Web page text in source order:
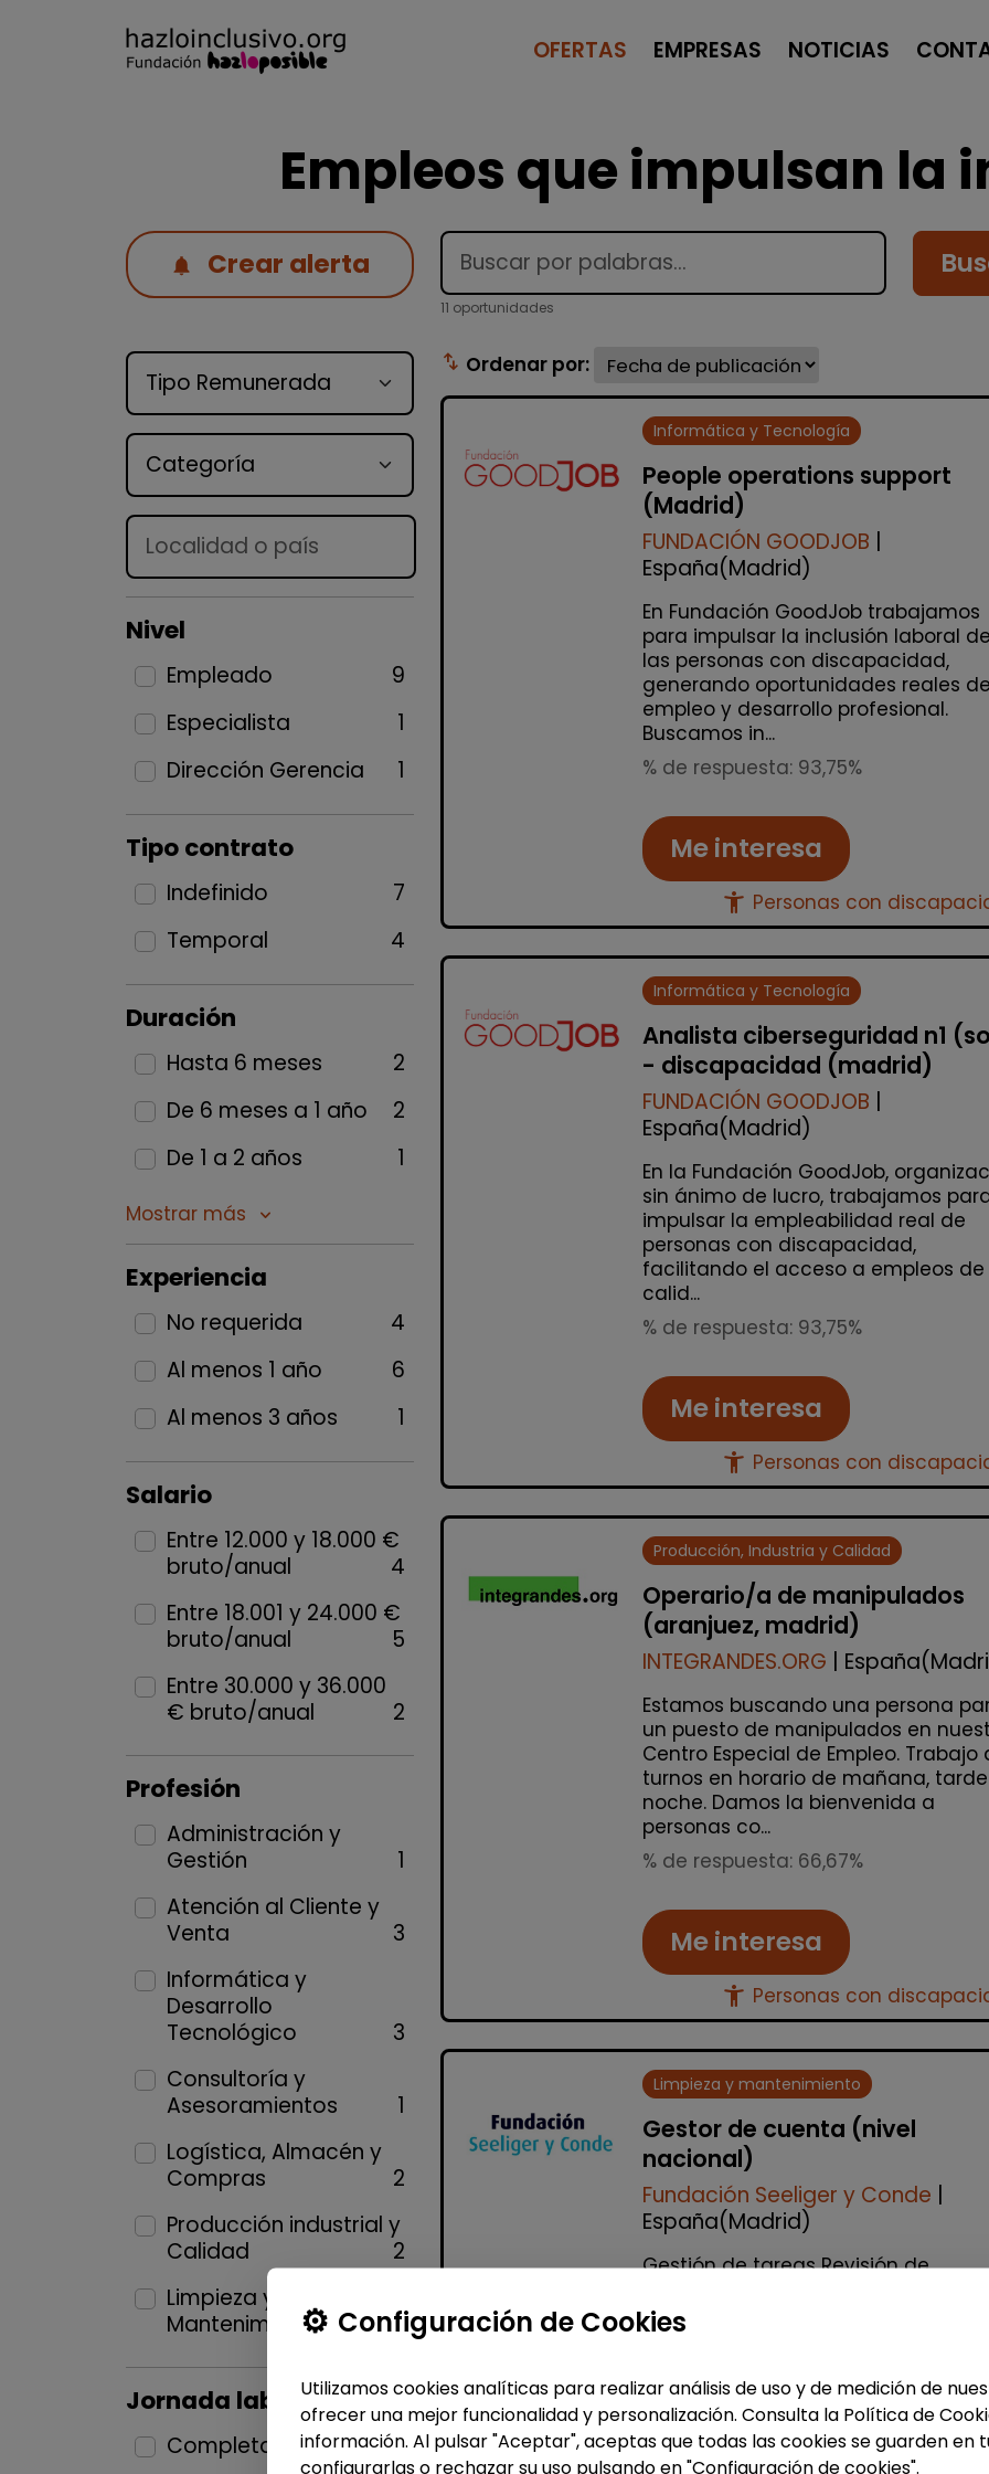
OFERTAS EMPRESAS NOTICIAS
Empleos que impulsan la
Crear alerta
Tipo de oferta
Categoría
Lugar
Nivel
Empleado
9
Especialista
1
Dirección Gerencia
1
Tipo contrato
Indefinido
7
Temporal
4
Duración
Hasta 6 meses
2
De 6 meses a 1 año
2
De 1 a 2 años
1
Mostrar más keyboard_arrow_down
Experiencia
No requerida
4
Al menos 1 año
6
Al menos 3 años
1
Salario
Entre 12.000 y 18.000 €
bruto/anual
4
Entre 18.001 y 24.000 €
bruto/anual
5
Entre 30.000 y 36.000
€ bruto/anual
2
Profesión
Administración y
Gestión
1
Atención al Cliente y
Venta
3
Informática y
Desarrollo
Tecnológico
3
Consultoría y
Asesoramientos
1
Logística, Almacén y
Compras
2
Producción industrial y
Calidad
2
Limpieza y
Mantenimiento
2
Jornada laboral
Completa 11
11 oportunidades
swap_vert Ordenar por:
Informática y Tecnología
People operations support
(Madrid)
FUNDACIÓN GOODJOB |
España(Madrid)
En Fundación GoodJob trabajamos
para impulsar la inclusión laboral de
las personas con discapacidad,
generando oportunidades reales de
empleo y desarrollo profesional.
Buscamos in...
% de respuesta: 93,75%
Me interesa
accessibility_new Personas con
Informática y Tecnología
Analista ciberseguridad n1
- discapacidad (madrid)
FUNDACIÓN GOODJOB |
España(Madrid)
En la Fundación GoodJob,
sin ánimo de lucro, trabajamos
impulsar la empleabilidad real de
personas con discapacidad,
facilitando el acceso a empleos de
calid...
% de respuesta: 93,75%
Me interesa
accessibility_new Personas con
Producción, Industria y Calidad
Operario/a de manipulados
(aranjuez, madrid)
INTEGRANDES.ORG |
Estamos buscando una persona
un puesto de manipulados en
Centro Especial de Empleo. Trabajo
turnos en horario de mañana,
noche. Damos la bienvenida a
personas co...
% de respuesta: 66,67%
Me interesa
accessibility_new Personas con
Limpieza y mantenimiento
Gestor de cuenta (nivel
nacional)
Fundación Seeliger y Conde
España(Madrid)
Gestión de tareas Revisión de
Auditorías internas y gestión de
incidencias Realización de visitas a
% de respuesta: 100,00%
Configuración de Cookies
Utilizamos cookies analíticas para realizar análisis de uso y de medición de
ofrecer una mejor funcionalidad y personalización. Consulta la Política de
información. Al pulsar "Aceptar", aceptas que todas las cookies se guarden en
configurarlas o rechazar su uso pulsando en "Configuración de cookies".